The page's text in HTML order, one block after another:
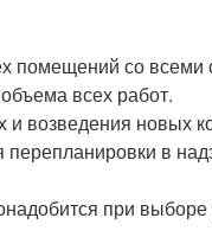
со всеми
всех работ.
возведения новых
в
при